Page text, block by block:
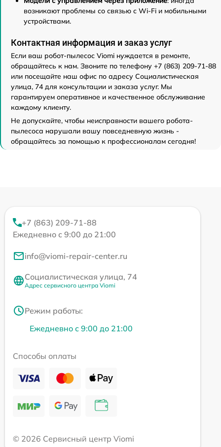
возникают проблемы со связью с Wi-Fi и мобильными
устройствами.
Контактная информация и заказ услуг
Если ваш робот-пылесос Viomi нуждается в ремонте,
обращайтесь к нам. Звоните по телефону +7 (863) 209-71-88
или посещайте наш офис по адресу Социалистическая
улица, 74 для консультации и заказа услуг. Мы
гарантируем оперативное и качественное обслуживание
каждому клиенту.
Не допускайте, чтобы неисправности вашего робота-
пылесоса нарушали вашу повседневную жизнь -
обращайтесь за помощью к профессионалам сегодня!
+7 (863) 209-71-88
Ежедневно с 9:00 до 21:00
info@viomi-repair-center.ru
Социалистическая улица, 74
Адрес сервисного центра Viomi
Режим работы:
Ежедневно с 9:00 до 21:00
Способы оплаты
© 2026 Сервисный центр Viomi